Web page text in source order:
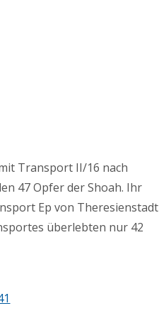
Transport II/16 nach
47 Opfer der Shoah. Ihr
Ep von Theresienstadt
überlebten nur 42